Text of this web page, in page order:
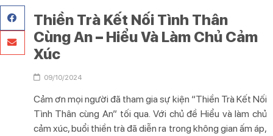
Thiền Trà Kết Nối Tình Thân
Cùng An – Hiểu Và Làm Chủ Cảm
Xúc
09/10/2024
Cảm ơn mọi người đã tham gia sự kiện “Thiền Trà Kết Nối
Tình Thân cùng An” tối qua. Với chủ đề Hiểu và làm chủ
cảm xúc, buổi thiền trà đã diễn ra trong không gian ấm áp,